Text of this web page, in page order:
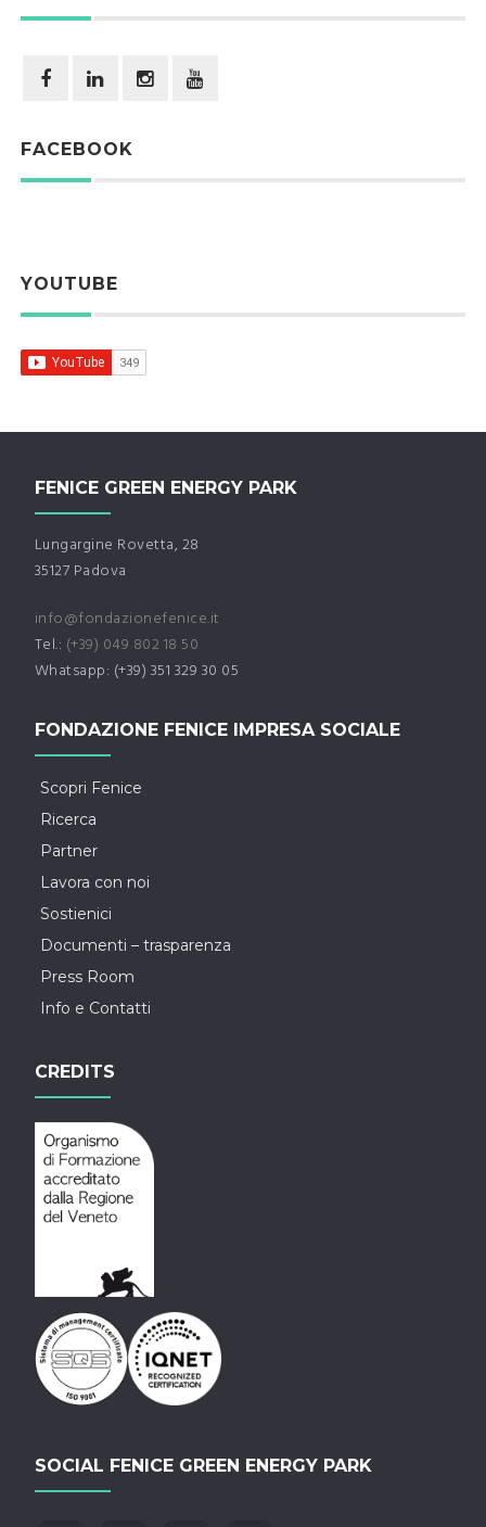
FACEBOOK
YOUTUBE
FENICE GREEN ENERGY PARK
Lungargine Rovetta, 28
35127 Padova
info@fondazionefenice.it
Tel.: (+39) 049 802 18 50
Whatsapp: (+39) 351 329 30 05
FONDAZIONE FENICE IMPRESA SOCIALE
Scopri Fenice
Ricerca
Partner
Lavora con noi
Sostienici
Documenti – trasparenza
Press Room
Info e Contatti
CREDITS
SOCIAL FENICE GREEN ENERGY PARK